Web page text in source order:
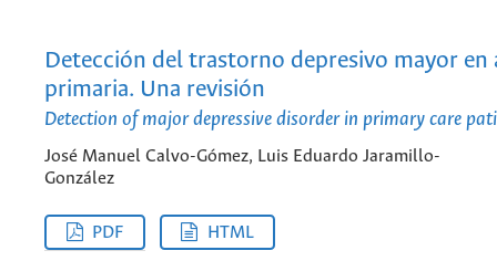
Detección del trastorno depresivo mayor en
primaria. Una revisión
Detection of major depressive disorder in primary care
José Manuel Calvo-Gómez, Luis Eduardo Jaramillo-
González
PDF HTML